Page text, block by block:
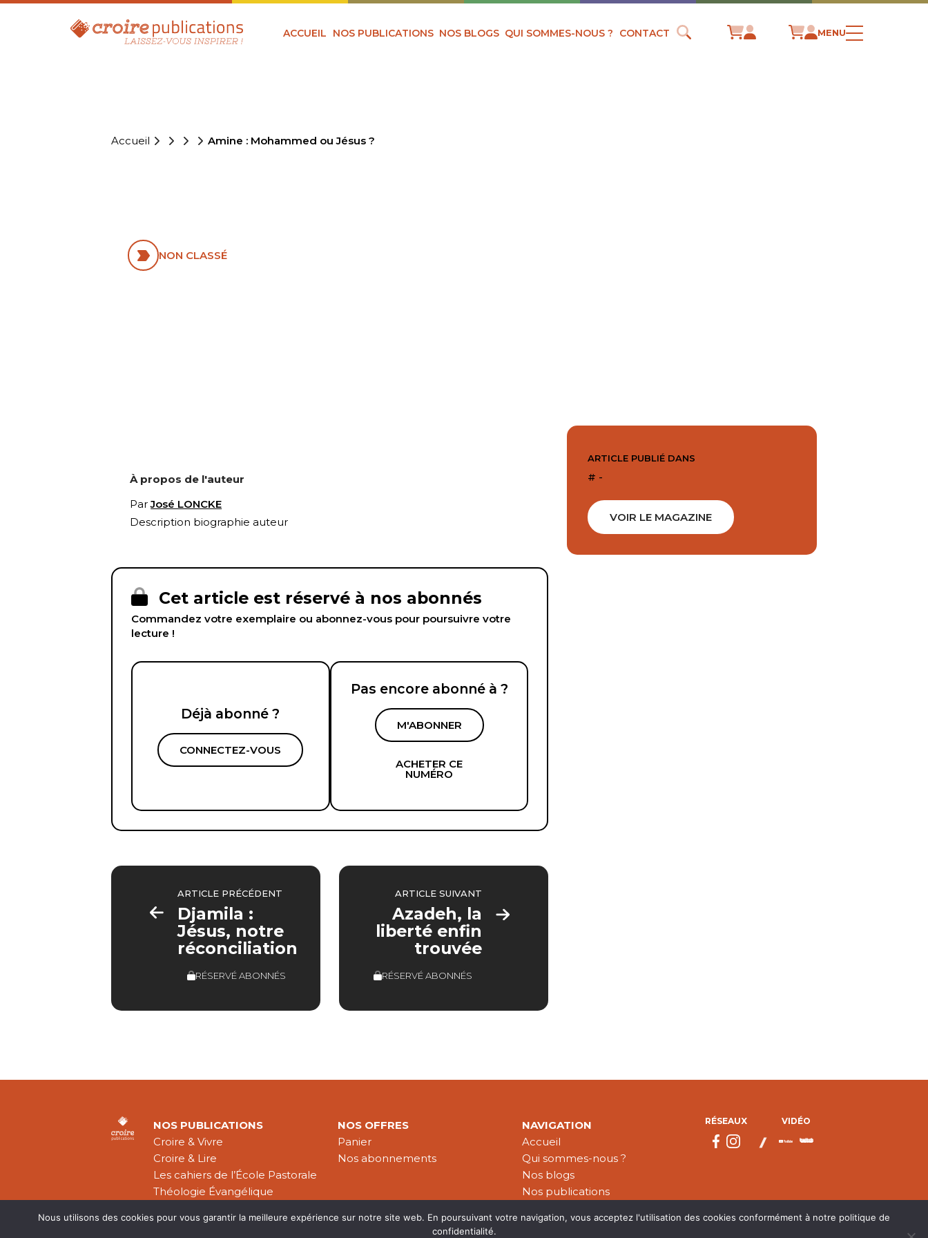
ACCUEIL NOS PUBLICATIONS NOS BLOGS QUI SOMMES-NOUS ? CONTACT MENU
Accueil Amine : Mohammed ou Jésus ?
NON CLASSÉ
À propos de l'auteur
ParJosé LONCKE
Description biographie auteur
Cet article est réservé à nos abonnés
Commandez votre exemplaire ou abonnez-vous pour poursuivre votre
lecture !
Déjà abonné ?
CONNECTEZ-VOUS
Pas encore abonné à ?
M'ABONNER
ACHETER CE
NUMÉRO
ARTICLE PRÉCÉDENT
Djamila :
Jésus, notre
réconciliation
RÉSERVÉ ABONNÉS
ARTICLE SUIVANT
Azadeh, la
liberté enfin
trouvée
RÉSERVÉ ABONNÉS
ARTICLE PUBLIÉ DANS
# -
VOIR LE MAGAZINE
NOS PUBLICATIONS
Croire & Vivre
Croire & Lire
Les cahiers de l’École Pastorale
Théologie Évangélique
NOS OFFRES
Panier
Nos abonnements
NAVIGATION
Accueil
Qui sommes-nous ?
Nos blogs
Nos publications
RÉSEAUX VIDÉO
Nous utilisons des cookies pour vous garantir la meilleure expérience sur notre site web. En poursuivant votre navigation, vous acceptez l'utilisation des cookies conformément à notre politique de
confidentialité.